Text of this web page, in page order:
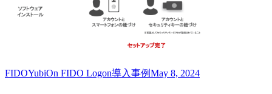
FIDOYubiOn FIDO Logon導入事例May 8, 2024